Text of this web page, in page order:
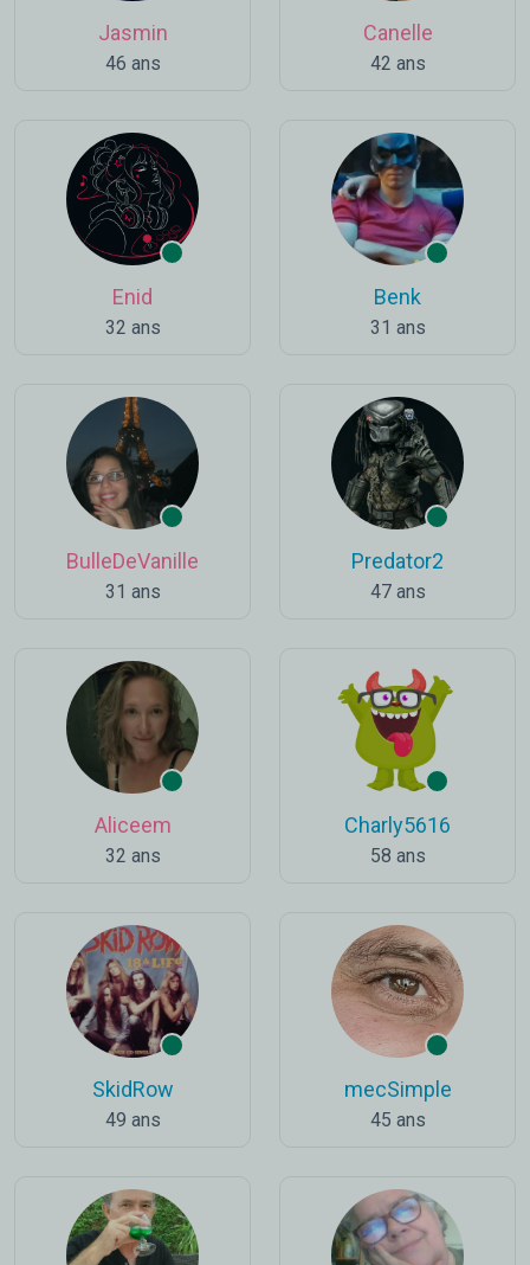
Jasmin
46 ans
Canelle
42 ans
Enid
32 ans
Benk
31 ans
BulleDeVanille
31 ans
Predator2
47 ans
Aliceem
32 ans
Charly5616
58 ans
SkidRow
49 ans
mecSimple
45 ans